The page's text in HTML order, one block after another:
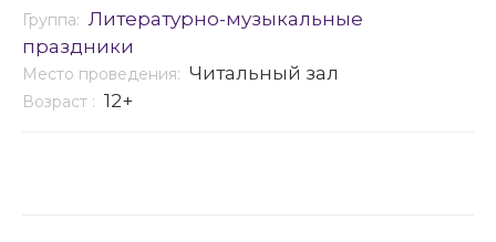
Группа: Литературно-музыкальные
праздники
Место проведения: Читальный зал
Возраст : 12+